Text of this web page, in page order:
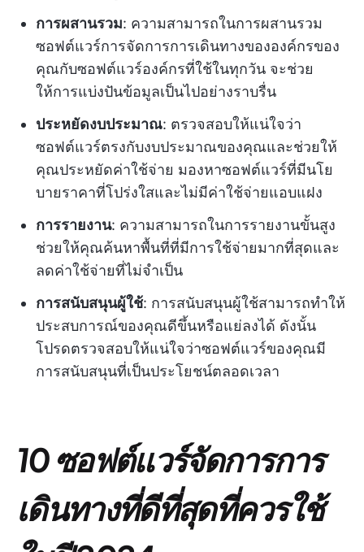
การผสานรวม: ความสามารถในการผสานรวม
ซอฟต์แวร์การจัดการการเดินทางขององค์กรของ
คุณกับซอฟต์แวร์องค์กรที่ใช้ในทุกวัน จะช่วย
ให้การแบ่งปันข้อมูลเป็นไปอย่างราบรื่น
ประหยัดงบประมาณ: ตรวจสอบให้แน่ใจว่า
ซอฟต์แวร์ตรงกับงบประมาณของคุณและช่วยให้
คุณประหยัดค่าใช้จ่าย มองหาซอฟต์แวร์ที่มีนโย
บายราคาที่โปร่งใสและไม่มีค่าใช้จ่ายแอบแฝง
การรายงาน: ความสามารถในการรายงานขั้นสูง
ช่วยให้คุณค้นหาพื้นที่ที่มีการใช้จ่ายมากที่สุดและ
ลดค่าใช้จ่ายที่ไม่จำเป็น
การสนับสนุนผู้ใช้: การสนับสนุนผู้ใช้สามารถทำให้
ประสบการณ์ของคุณดีขึ้นหรือแย่ลงได้ ดังนั้น
โปรดตรวจสอบให้แน่ใจว่าซอฟต์แวร์ของคุณมี
การสนับสนุนที่เป็นประโยชน์ตลอดเวลา
10 ซอฟต์แวร์จัดการการ
เดินทางที่ดีที่สุดที่ควรใช้